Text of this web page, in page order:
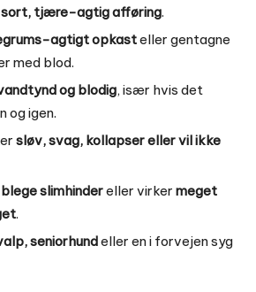
sort, tjære-agtig afføring.
agtigt opkasteller gentagne
med blod.
og blodig, især hvis det
og igen.
sløv, svag, kollapser eller vil ikke
blege slimhindereller virker meget
.
seniorhundeller en i forvejen syg